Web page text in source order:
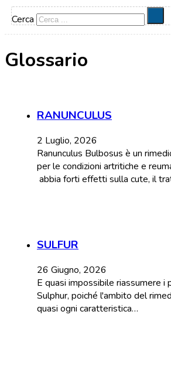
Cerca
Glossario
RANUNCULUS
2 Luglio, 2026
Ranunculus Bulbosus è un
per le condizioni artritiche e
abbia forti effetti sulla cute, il
SULFUR
26 Giugno, 2026
E quasi impossibile riassumere i
Sulphur, poiché l'ambito del
quasi ogni caratteristica…